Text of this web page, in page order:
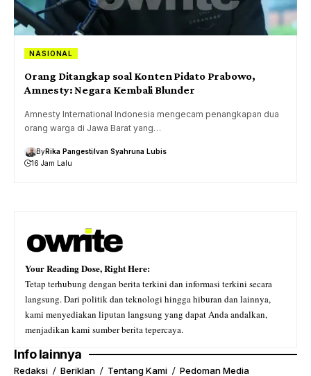
NASIONAL
Orang Ditangkap soal Konten Pidato Prabowo,
Amnesty: Negara Kembali Blunder
Amnesty International Indonesia mengecam penangkapan dua
orang warga di Jawa Barat yang…
ByRika PangestiIvan Syahruna Lubis
16 Jam Lalu
Your Reading Dose, Right Here:
Tetap terhubung dengan berita terkini dan informasi terkini secara
langsung. Dari politik dan teknologi hingga hiburan dan lainnya,
kami menyediakan liputan langsung yang dapat Anda andalkan,
menjadikan kami sumber berita tepercaya.
Info lainnya
Redaksi Beriklan Tentang Kami Pedoman Media